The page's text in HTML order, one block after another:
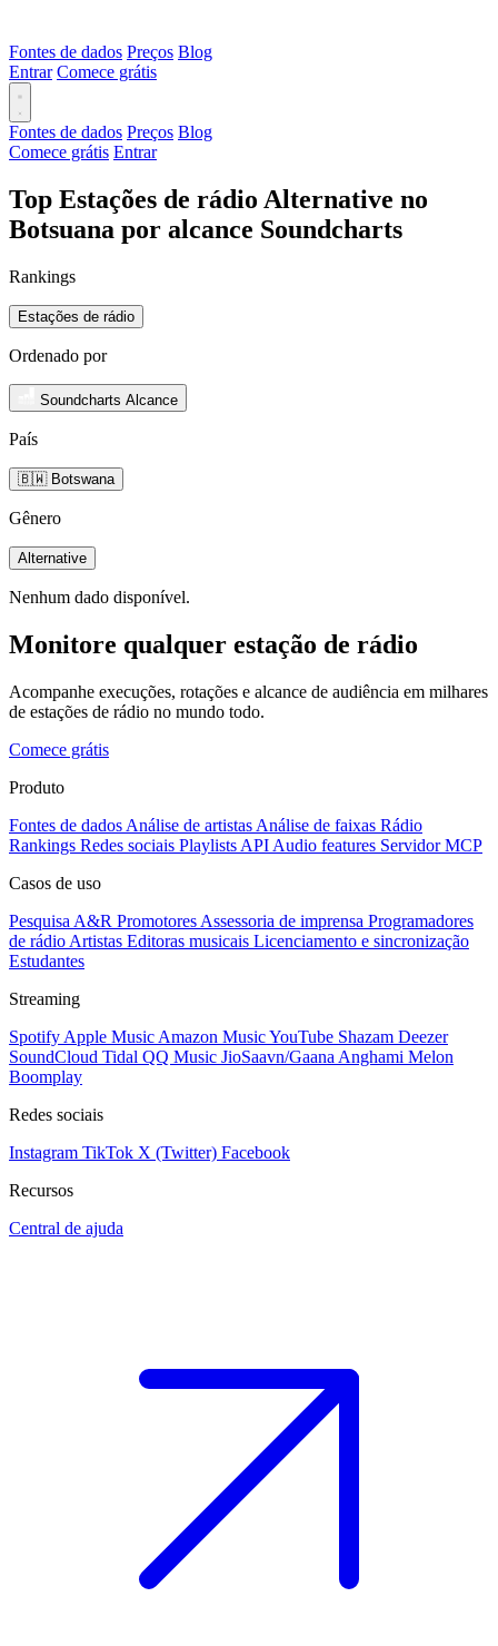
Fontes de dados Preços Blog
Entrar Comece grátis
Fontes de dados Preços Blog
Comece grátis Entrar
Top Estações de rádio Alternative no
Botsuana por alcance Soundcharts
Rankings
Estações de rádio
Ordenado por
Soundcharts Alcance
País
🇧🇼 Botswana
Gênero
Alternative
Nenhum dado disponível.
Monitore qualquer estação de rádio
Acompanhe execuções, rotações e alcance de audiência em milhares
de estações de rádio no mundo todo.
Comece grátis
Produto
Fontes de dados Análise de artistas Análise de faixas Rádio
Rankings Redes sociais Playlists API Audio features Servidor MCP
Casos de uso
Pesquisa A&R Promotores Assessoria de imprensa Programadores
de rádio Artistas Editoras musicais Licenciamento e sincronização
Estudantes
Streaming
Spotify Apple Music Amazon MusicYouTube Shazam Deezer
SoundCloud Tidal QQ Music JioSaavn/Gaana Anghami Melon
Boomplay
Redes sociais
Instagram TikTok X (Twitter) Facebook
Recursos
Central de ajuda